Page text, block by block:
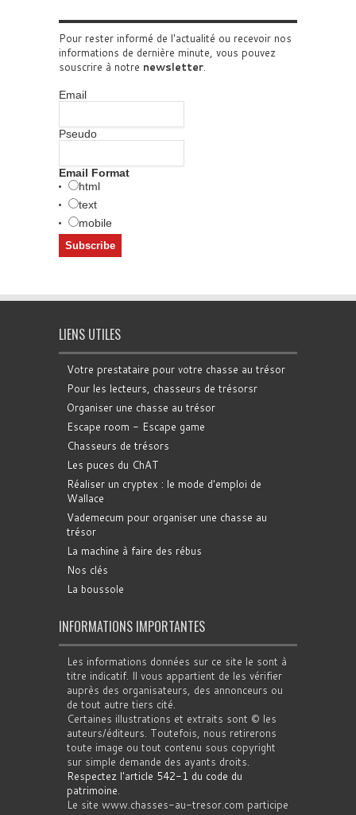
Pour rester informé de l'actualité ou recevoir nos
informations de dernière minute, vous pouvez
souscrire à notre newsletter.
Email
Pseudo
Email Format
html
text
mobile
LIENS UTILES
Votre prestataire pour votre chasse au trésor
Pour les lecteurs, chasseurs de trésorsr
Organiser une chasse au trésor
Escape room - Escape game
Chasseurs de trésors
Les puces du ChAT
Réaliser un cryptex : le mode d'emploi de
Wallace
Vademecum pour organiser une chasse au
trésor
La machine à faire des rébus
Nos clés
La boussole
INFORMATIONS IMPORTANTES
Les informations données sur ce site le sont à
titre indicatif. Il vous appartient de les vérifier
auprès des organisateurs, des annonceurs ou
de tout autre tiers cité.
Certaines illustrations et extraits sont © les
auteurs/éditeurs. Toutefois, nous retirerons
toute image ou tout contenu sous copyright
sur simple demande des ayants droits.
Respectez l'article 542-1 du code du
patrimoine.
Le site www.chasses-au-tresor.com participe